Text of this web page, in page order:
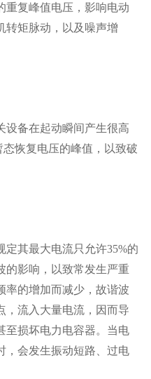
重复峰值电压，影响电动
转矩脉动，以及噪声增
备在起动瞬间产生很高
恢复电压的峰值，以致破
其最大电流只允许35%的
的影响，以致常发生严重
率的增加而减少，故谐波
，流入大量电流，因而导
至损坏电力电容器。当电
，会发生振动短路、过电